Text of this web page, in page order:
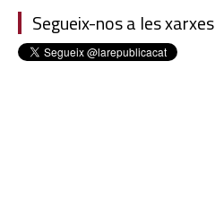
Segueix-nos a les xarxes